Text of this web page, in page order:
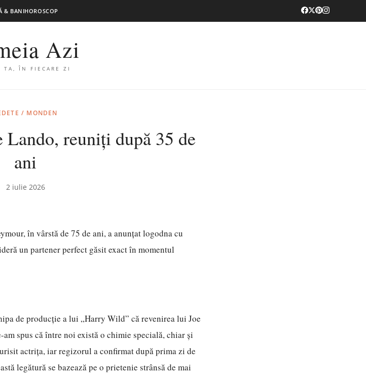
& BANIHOROSCOP
Azi
TA, ÎN FIECARE ZI
/ MONDEN
Lando, reuniți după 35 de
ani
2 iulie 2026
în vârstă de 75 de ani, a anunțat logodna cu
un partener perfect găsit exact în momentul
de producție a lui „Harry Wild” că revenirea lui Joe
spus că între noi există o chimie specială, chiar și
actrița, iar regizorul a confirmat după prima zi de
legătură se bazează pe o prietenie strânsă de mai